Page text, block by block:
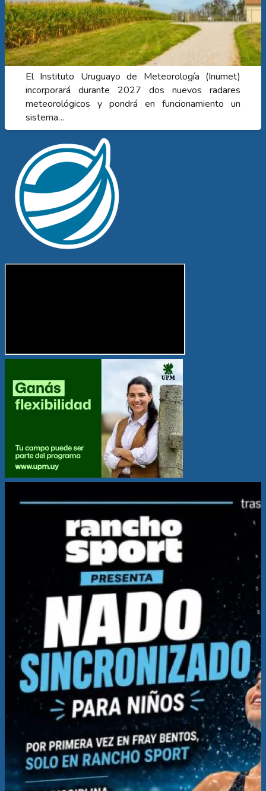
El Instituto Uruguayo de Meteorología (Inumet)
incorporará durante 2027 dos nuevos radares
meteorológicos y pondrá en funcionamiento un
sistema…